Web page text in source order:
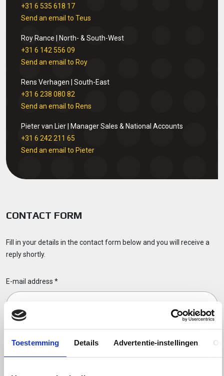
Toestemming Details Advertentie-instellingen
CONTACT FORM
Fill in your details in the contact form below and you will receive a
reply shortly.
E-mail address *
+31 6 535 618 17
Send an email to Teus
Roy Rance | North- & South-West
+31 6 142 556 09
Send an email to Roy
Rens Verhagen | South-East
+31 6 238 080 82
Send an email to Rens
Pieter van Lier | Manager Sales & National Accounts
+31 6 242 211 65
Send an email to Pieter